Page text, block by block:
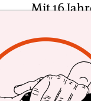
Mit 16
seinen
er die
heutigen